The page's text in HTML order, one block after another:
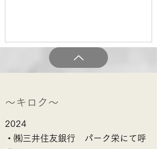
で堀ママになってみました🤭🧡(堀江さん
笑ってくれてよかった🤣笑) 堀江さん(堀
ママ)のWSの中でこんな言葉がありまし
はなくて生命力(気)や血液が足りてない
と。 この言葉ってどれほど多くの人が勇
気づけられるかな🥹って思ったんです。
～キロク～
2024
・ ㈱三井住友銀行 パーク栄にて呼